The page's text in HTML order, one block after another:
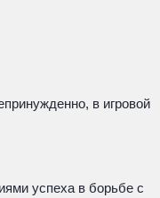
в игровой
успеха в борьбе с